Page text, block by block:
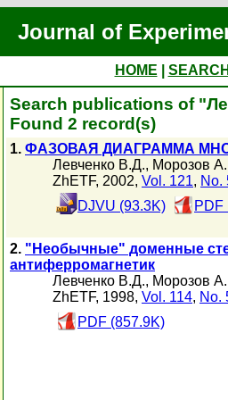
Journal of
HOME
Search publications of
Found 2 record(s)
1. ФАЗОВАЯ ДИАГРАММА
Левченко В.Д., Морозов
ZhETF, 2002, Vol. 121, No.
DJVU (93.3K)
PDF
2. "Необычные" доменные
антиферромагнетик
Левченко В.Д., Морозов
ZhETF, 1998, Vol. 114, No.
PDF (857.9K)